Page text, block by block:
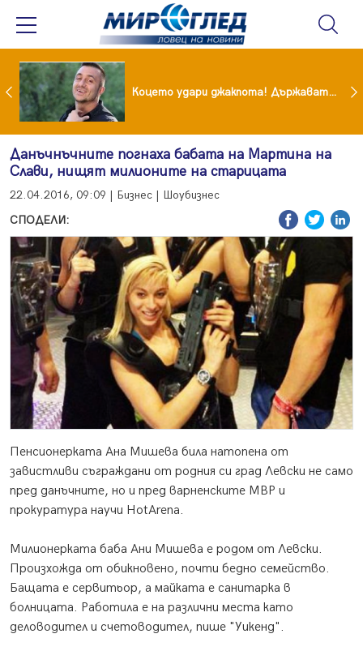
Тишина преди бурята! Защо Саня Армутлиева продължава да мълчи за раздялата с Дара? Коцето удари джакпота! Държавата му плаща 95 000 евро
Данъчнъчните погнаха бабата на Мартина на
Слави, нищят милионите на старицата
22.04.2016, 09:09 | Бизнес | Шоубизнес
СПОДЕЛИ:
Пенсионерката Ана Мишева била натопена от
завистливи съграждани от родния си град Левски не само
пред данъчните, но и пред варненските МВР и
прокуратура научи HotArena.
Милионерката баба Ани Мишева е родом от Левски.
Произхожда от обикновено, почти бедно семейство.
Бащата е сервитьор, а майката е санитарка в
болницата. Работила е на различни места като
деловодител и счетоводител, пише "Уикенд".